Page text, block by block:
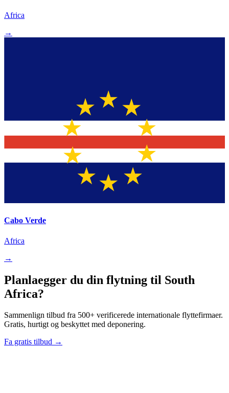
Africa
→
Cabo Verde
Africa
→
Planlaegger du din flytning til South
Africa?
Sammenlign tilbud fra 500+ verificerede internationale flyttefirmaer.
Gratis, hurtigt og beskyttet med deponering.
Fa gratis tilbud →